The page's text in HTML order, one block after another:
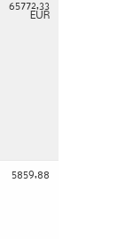
65772,33
EUR
5859,88